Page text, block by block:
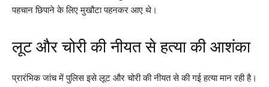
पहचान छिपाने के लिए मुखौटा पहनकर आए थे।
लूट और चोरी की नीयत से हत्या की आशंका
प्रारंभिक जांच में पुलिस इसे लूट और चोरी की नीयत से की गई हत्या मान रही है।